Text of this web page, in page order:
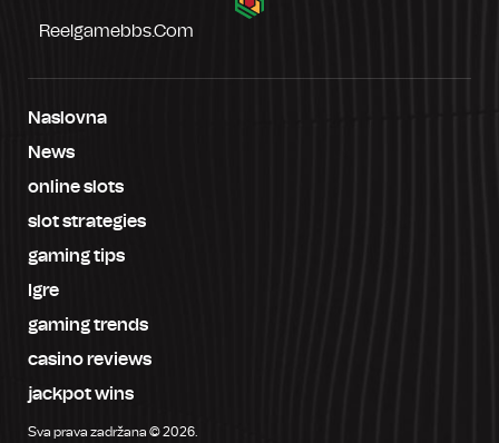
Reelgamebbs.com
Naslovna
News
online slots
slot strategies
gaming tips
Igre
gaming trends
casino reviews
jackpot wins
Sva prava zadržana © 2026.